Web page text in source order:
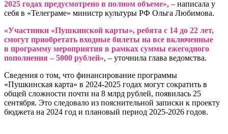
2025 годах предусмотрено в полном объеме», – написала у
себя в «Телеграме» министр культуры РФ Ольга Любимова.
«Участники «Пушкинской карты», ребята с 14 до 22 лет,
смогут приобретать входные билеты на все включенные
в программу мероприятия в рамках суммы ежегодного
пополнения – 5000 рублей», – уточнила глава ведомства.
Сведения о том, что финансирование программы
«Пушкинская карта» в 2024-2025 годах могут сократить в
общей сложности почти на 8 млрд рублей, появилась 25
сентября. Это следовало из пояснительной записки к проекту
бюджета на 2024 год и плановый период 2025-2026 годов.